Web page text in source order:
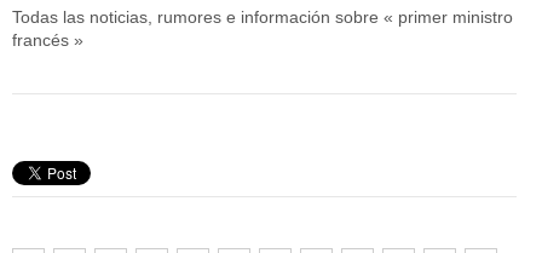
Todas las noticias, rumores e información sobre « primer ministro
francés »